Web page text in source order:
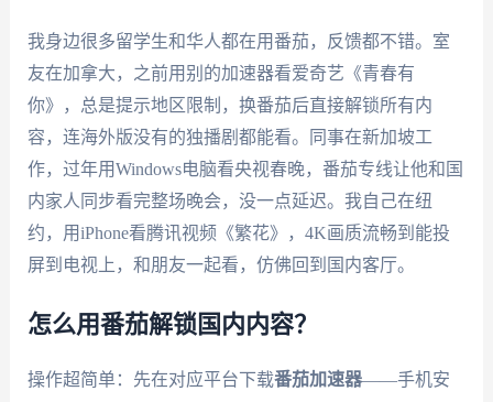
我身边很多留学生和华人都在用番茄，反馈都不错。室
友在加拿大，之前用别的加速器看爱奇艺《青春有
你》，总是提示地区限制，换番茄后直接解锁所有内
容，连海外版没有的独播剧都能看。同事在新加坡工
作，过年用Windows电脑看央视春晚，番茄专线让他和国
内家人同步看完整场晚会，没一点延迟。我自己在纽
约，用iPhone看腾讯视频《繁花》，4K画质流畅到能投
屏到电视上，和朋友一起看，仿佛回到国内客厅。
怎么用番茄解锁国内内容？
操作超简单：先在对应平台下载番茄加速器——手机安